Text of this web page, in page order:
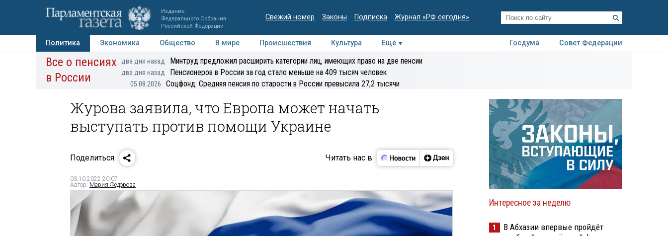
Издание
Федерального Собрания
Российской Федерации
Свежий номер Законы Подписка Журнал «РФ сегодня»
Политика Экономика Общество В мире Происшествия Культура Ещё Госдума
Совет Федерации
Авторы Персоны Мнения Регионы Медиацентр Интервью Колумнисты
Деловая
Все о пенсиях
в России
два дня назад Минтруд предложил расширить категории лиц, имеющих право на две пенсии
два дня назад Пенсионеров в России за год стало меньше на 409 тысяч человек
05.08.2026 Соцфонд: Средняя пенсия по старости в России превысила 27,2 тысячи
Журова заявила, что Европа может начать
выступать против помощи Украине
Поделиться Читать нас в
03.10.2022 20:07
Автор: Мария Федорова
Интересное за неделю
1
В Абхазии впервые пройдёт